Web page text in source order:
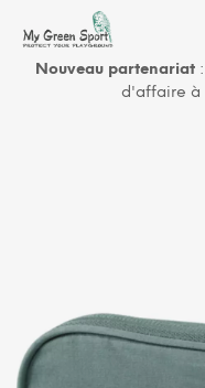
Nouveau partenariat:
d'affaire à